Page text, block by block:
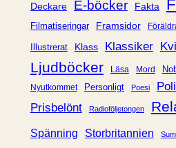
Deckare E-böcker Fakta
Filmatiseringar Framsidor
Illustrerat Klass Klassiker
Ljudböcker
Läsa Mord
Nyutkommet Personligt Poesi
Prisbelönt
Radioföljetongen
Spänning Storbritannien